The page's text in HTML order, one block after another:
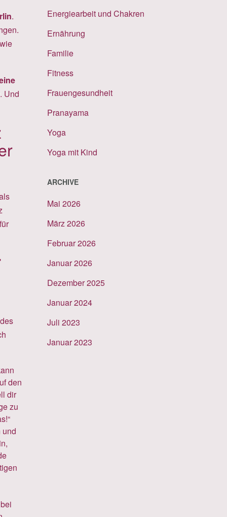
.
Und
den
dir
zu
und
Energiearbeit und Chakren
Ernährung
Familie
Fitness
Frauengesundheit
Pranayama
Yoga
Yoga mit Kind
ARCHIVE
Mai 2026
März 2026
Februar 2026
Januar 2026
Dezember 2025
Januar 2024
Juli 2023
Januar 2023